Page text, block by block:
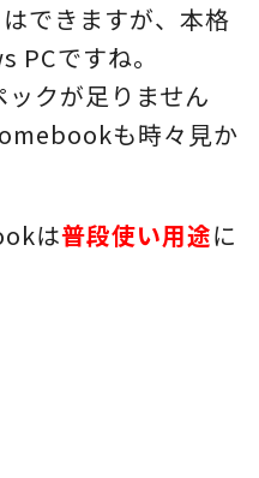
できますが、本格
ですね。
クが足りません
も時々見か
は普段使い用途に